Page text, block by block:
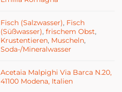
Fisch (Salzwasser), Fisch
(Süßwasser),frischem Obst,
Krustentieren, Muscheln,
Soda-/Mineralwasser
Acetaia Malpighi Via Barca N.20,
41100 Modena, Italien